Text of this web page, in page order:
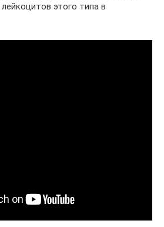
этого типа в